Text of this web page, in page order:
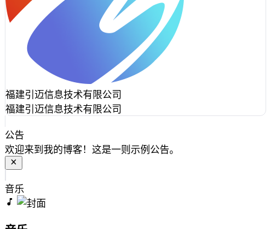
福建引迈信息技术有限公司
福建引迈信息技术有限公司
公告
欢迎来到我的博客！这是一则示例公告。
音乐